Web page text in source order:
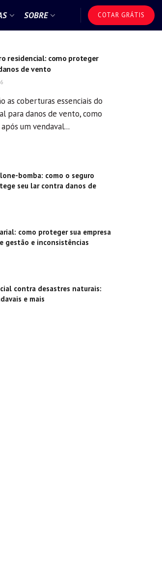
SOBRE COTAR GRÁTIS
residencial: como proteger
de vento
as coberturas essenciais do
para danos de vento, como
um vendaval...
bomba: como o seguro
seu lar contra danos de
como proteger sua empresa
gestão e inconsistências
contra desastres naturais:
e mais